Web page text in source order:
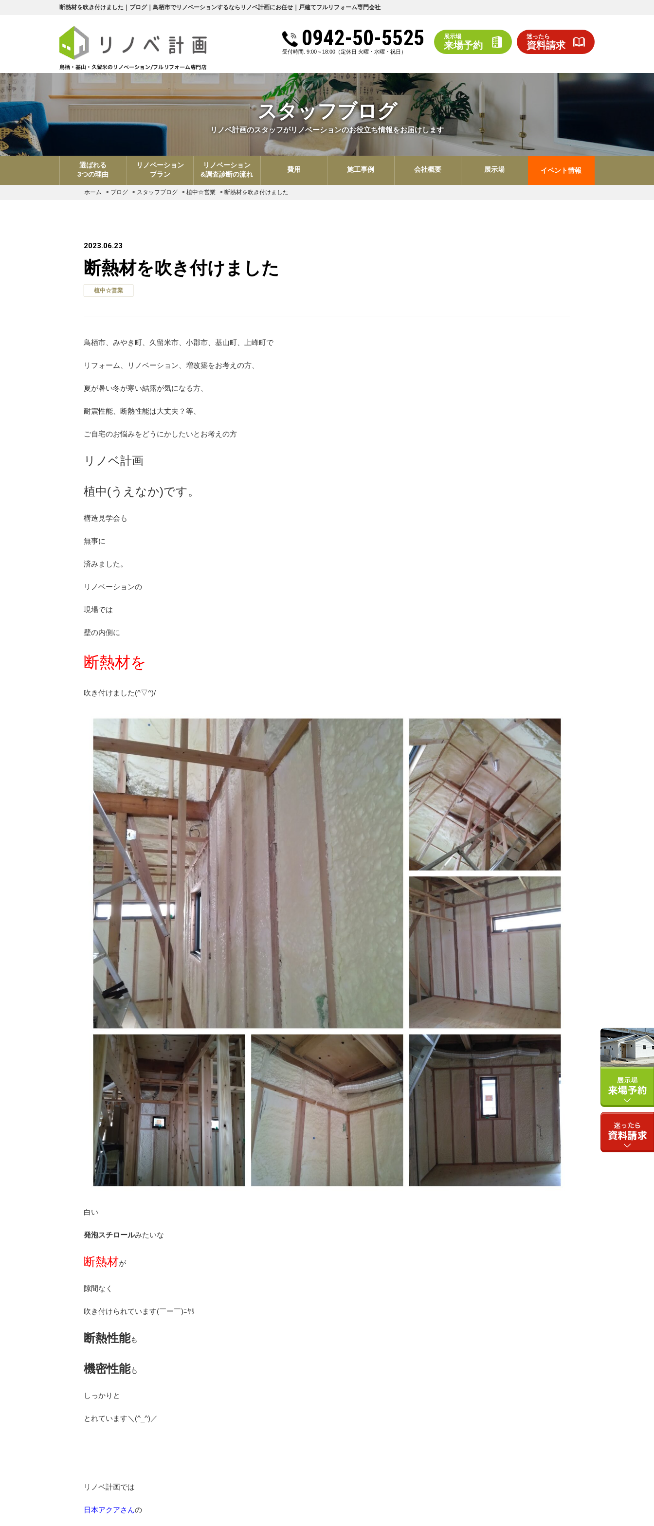
断熱材を吹き付けました｜ブログ｜鳥栖市でリノベーションするならリノベ計画にお任せ｜戸建てフルリフォーム専門会社
0942-50-5525
受付時間. 9:00～18:00 （定休日 火曜・水曜・祝日）
展示場
来場予約
迷ったら
資料請求
スタッフブログ
リノベ計画のスタッフがリノベーションのお役立ち情報をお届けします
選ばれる
3つの理由
リノベーション
プラン
リノベーション
&調査診断の流れ
費用 施工事例 会社概要 展示場 イベント情報
ホーム > ブログ > スタッフブログ > 植中☆営業 > 断熱材を吹き付けました
2023.06.23
断熱材を吹き付けました
植中☆営業
鳥栖市、みやき町、久留米市、小郡市、基山町、上峰町で
リフォーム、リノベーション、増改築をお考えの方、
夏が暑い冬が寒い結露が気になる方、
耐震性能、断熱性能は大丈夫？等、
ご自宅のお悩みをどうにかしたいとお考えの方
リノベ計画
植中(うえなか)です。
構造見学会も
無事に
済みました。
リノベーションの
現場では
壁の内側に
断熱材を
吹き付けました(^▽^)/
白い
発泡スチロールみたいな
断熱材が
隙間なく
吹き付けられています(￣ー￣)ﾆﾔﾘ
断熱性能も
機密性能も
しっかりと
とれています＼(^_^)／
リノベ計画では
日本アクアさんの